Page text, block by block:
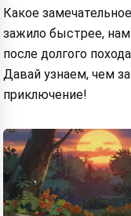
Какое
зажило быстрее,
после долгого
Давай узнаем, чем
приключение!